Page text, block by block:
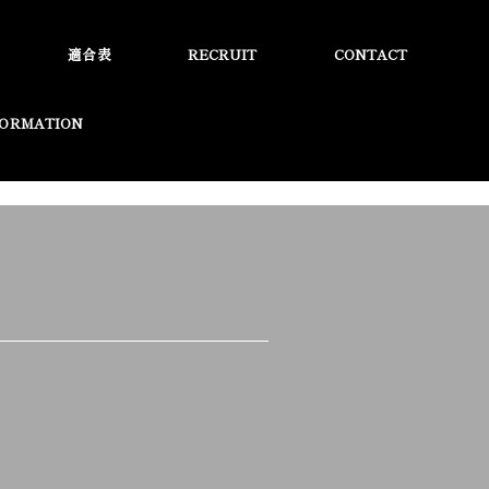
適合表 RECRUIT CONTACT